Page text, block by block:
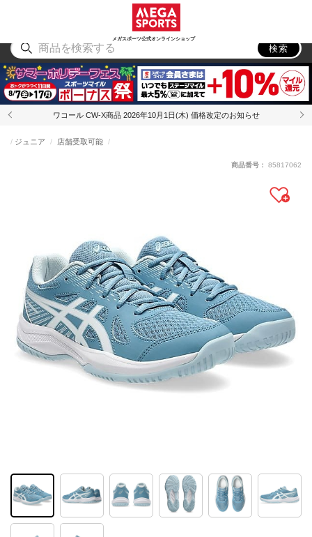
メガスポーツ公式オンラインショップ
アウトドア
検索
ワコール CW-X商品 2026年10月1日(木) 価格改定のお知らせ
ジュニア 店舗受取可能
商品番号： 85817062